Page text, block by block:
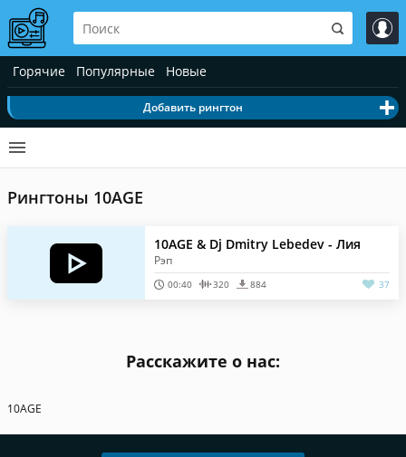
Горячие Популярные Новые
Добавить рингтон
Рингтоны 10AGE
10AGE & Dj Dmitry Lebedev - Лия
Рэп
00:40 320 884 37
Расскажите о нас:
10AGE